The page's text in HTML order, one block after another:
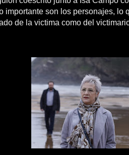
importante son los personajes, lo
de la victima como del